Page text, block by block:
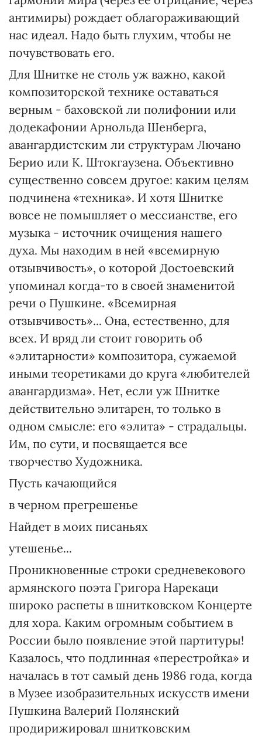
антимиры) рождает облагораживающий
нас идеал. Надо быть глухим, чтобы не
почувствовать его.
Для Шнитке не столь уж важно, какой
композиторской технике оставаться
верным - баховской ли полифонии или
додекафонии Арнольда Шенберга,
авангардистским ли структурам Лючано
Берио или К. Штокгаузена. Объективно
существенно совсем другое: каким целям
подчинена «техника». И хотя Шнитке
вовсе не помышляет о мессианстве, его
музыка - источник очищения нашего
духа. Мы находим в ней «всемирную
отзывчивость», о которой Достоевский
упоминал когда-то в своей знаменитой
речи о Пушкине. «Всемирная
отзывчивость»... Она, естественно, для
всех. И вряд ли стоит говорить об
«элитарности» композитора, сужаемой
иными теоретиками до круга «любителей
авангардизма». Нет, если уж Шнитке
действительно элитарен, то только в
одном смысле: его «элита» - страдальцы.
Им, по сути, и посвящается все
творчество Художника.
Пусть качающийся
в черном прегрешенье
Найдет в моих писаньях
утешенье...
Проникновенные строки средневекового
армянского поэта Григора Нарекаци
широко распеты в шнитковском Концерте
для хора. Каким огромным событием в
России было появление этой партитуры!
Казалось, что подлинная «перестройка» и
началась в тот самый день 1986 года, когда
в Музее изобразительных искусств имени
Пушкина Валерий Полянский
продирижировал шнитковским